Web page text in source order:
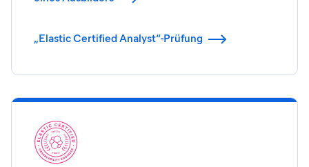
„Elastic Certified Analyst“-Prüfung